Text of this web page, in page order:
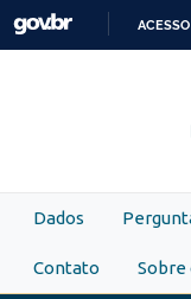
Skip to main content
Dados
Contato Sobre